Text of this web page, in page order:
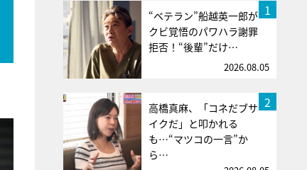
1
“ベテラン”船越英一郎が
クビ覚悟のパワハラ謝罪
拒否！“後輩”だけ…
2026.08.05
2
高橋真麻、「コネだブサ
イクだ」と叩かれる
も…“マツコの一言”か
ら…